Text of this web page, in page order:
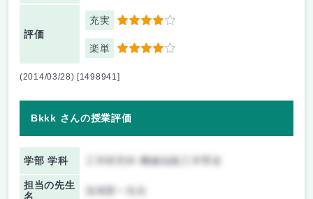
評価
充実 4
楽単 4
(2014/03/28) [1498941]
Bkkk さんの授業評価
学部 学科 工学研究科 機械知能工学専攻
担当の先生
名